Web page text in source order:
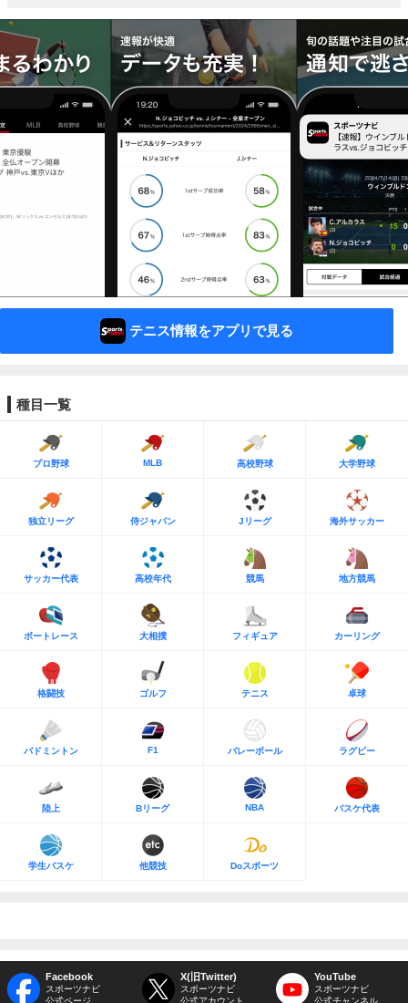
テニス情報をアプリで見る
種目一覧
プロ野球 MLB 高校野球 大学野球
独立リーグ 侍ジャパン Jリーグ 海外サッカー
サッカー代表 高校年代 競馬 地方競馬
ボートレース 大相撲 フィギュア カーリング
格闘技 ゴルフ テニス 卓球
バドミントン F1 バレーボール ラグビー
陸上 Bリーグ NBA バスケ代表
学生バスケ 他競技 Doスポーツ
Facebook
スポーツナビ
公式ページ
X(旧Twitter)
スポーツナビ
公式アカウント
YouTube
スポーツナビ
公式チャンネル